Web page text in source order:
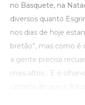
no Basquete, na
diversos quanto
nos dias de hoje
bretão”, mas como é
a gente precisa
mais altos... E é